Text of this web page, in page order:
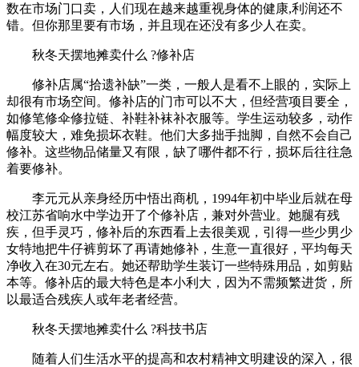
数在市场门口卖，人们现在越来越重视身体的健康,利润还不
错。但你那里要有市场，并且现在还没有多少人在卖。
秋冬天摆地摊卖什么 ?修补店
修补店属“拾遗补缺”一类，一般人是看不上眼的，实际上
却很有市场空间。修补店的门市可以不大，但经营项目要全，
如修笔修伞修拉链、补鞋补袜补衣服等。学生运动较多，动作
幅度较大，难免损坏衣鞋。他们大多拙手拙脚，自然不会自己
修补。这些物品储量又有限，缺了哪件都不行，损坏后往往急
着要修补。
李元元从亲身经历中悟出商机，1994年初中毕业后就在母
校江苏省响水中学边开了个修补店，兼对外营业。她腿有残
疾，但手灵巧，修补后的东西看上去很美观，引得一些少男少
女特地把牛仔裤剪坏了再请她修补，生意一直很好，平均每天
净收入在30元左右。她还帮助学生装订一些特殊用品，如剪贴
本等。修补店的最大特色是本小利大，因为不需频繁进货，所
以最适合残疾人或年老者经营。
秋冬天摆地摊卖什么 ?科技书店
随着人们生活水平的提高和农村精神文明建设的深入，很